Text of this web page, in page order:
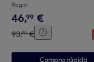
MELEDA NEGRO
Negro
46,99 €
93,90 €
Compra rápida